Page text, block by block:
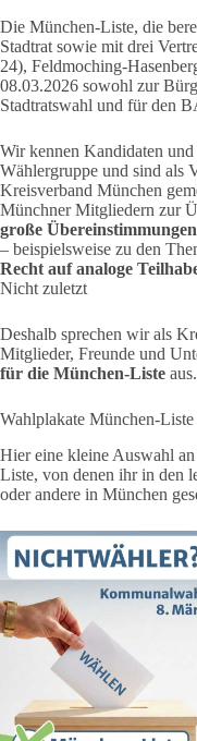
Die München-Liste, die
Stadtrat sowie mit drei
24), Feldmoching-
08.03.2026 sowohl zur
Stadtratswahl und für den
Wir kennen Kandidaten
Wählergruppe und sind als
Kreisverband München
Münchner Mitgliedern zur
große
– beispielsweise zu den
Recht auf analoge
Nicht zuletzt
Deshalb sprechen wir als
Mitglieder, Freunde und
für die München-Liste aus.
Wahlplakate München-Liste
Hier eine kleine Auswahl
Liste, von denen ihr in den
oder andere in München